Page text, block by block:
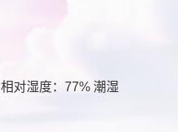
相对湿度：77% 潮湿